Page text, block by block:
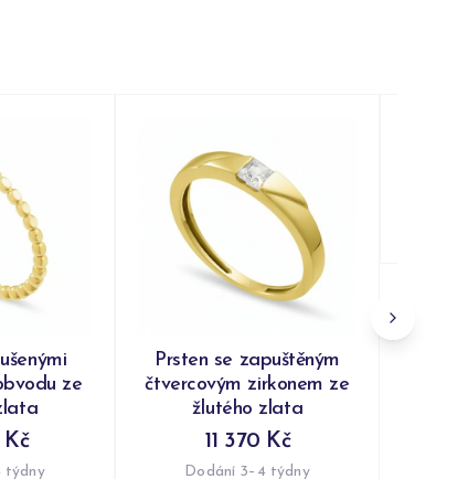
ze
Kč
týdny
Prsten se zapuštěným
čtvercovým zirkonem ze
žlutého zlata
11 370 Kč
Dodání 3–4 týdny